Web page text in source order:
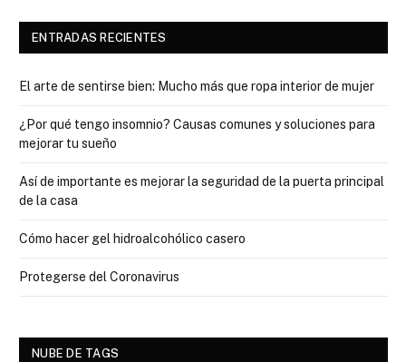
ENTRADAS RECIENTES
El arte de sentirse bien: Mucho más que ropa interior de mujer
¿Por qué tengo insomnio? Causas comunes y soluciones para
mejorar tu sueño
Así de importante es mejorar la seguridad de la puerta principal
de la casa
Cómo hacer gel hidroalcohólico casero
Protegerse del Coronavirus
NUBE DE TAGS